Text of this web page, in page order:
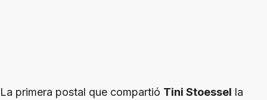
La primera postal que compartió Tini Stoessel la